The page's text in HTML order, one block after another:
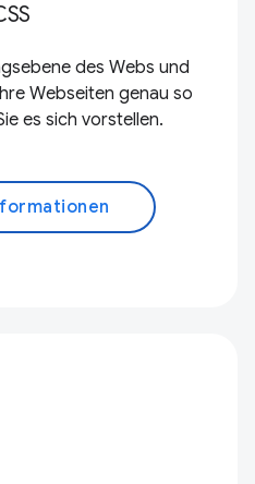
des Webs und
Webseiten genau so
es sich vorstellen.